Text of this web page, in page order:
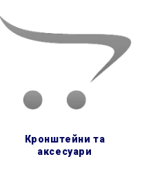
кронштейни та
аксесуари